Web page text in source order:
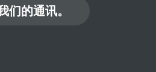
们的通讯。